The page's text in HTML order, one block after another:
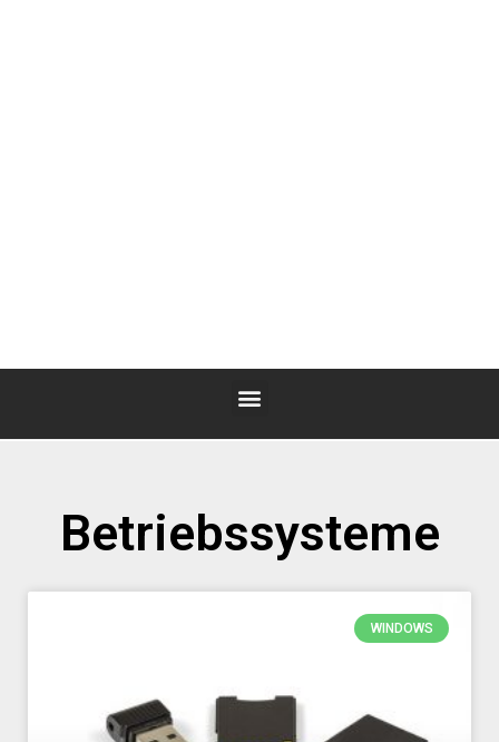
Betriebssysteme
WINDOWS